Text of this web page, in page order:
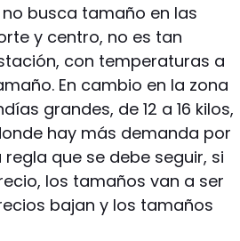
busca tamaño en las
y centro, no es tan
con temperaturas a
En cambio en la zona
grandes, de 12 a 16 kilos,
hay más demanda por
que se debe seguir, si
los tamaños van a ser
bajan y los tamaños